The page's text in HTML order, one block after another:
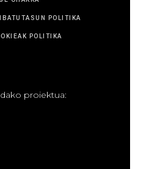
POLITIKA
POLITIKA
proiektua: